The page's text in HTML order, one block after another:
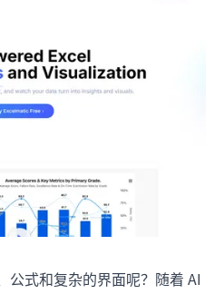
公式和复杂的界面呢？随着 AI